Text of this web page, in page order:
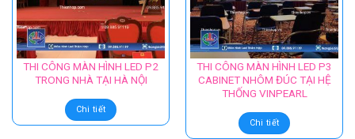
Chi tiết